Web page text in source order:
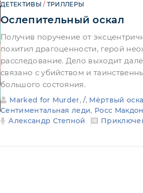
ДЕТЕКТИВЫ / ТРИЛЛЕРЫ
Ослепительный оскал
Получив поручение от
похитил драгоценности, герой
расследование. Дело выходит
связано с убийством и
большого состояния.
Marked for Murder,/, Мёртвый
Сентиментальная леди, Росс
Александр Степной